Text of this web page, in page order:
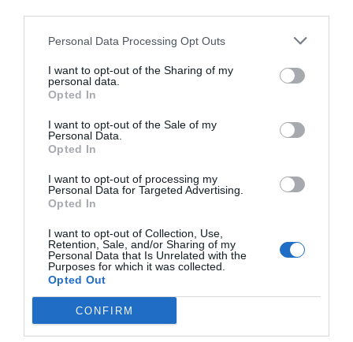
Personal Data Processing Opt Outs
I want to opt-out of the Sharing of my
personal data.
Opted In
I want to opt-out of the Sale of my
Personal Data.
Opted In
I want to opt-out of processing my
Personal Data for Targeted Advertising.
Opted In
I want to opt-out of Collection, Use,
Retention, Sale, and/or Sharing of my
Personal Data that Is Unrelated with the
Purposes for which it was collected.
Opted Out
CONFIRM
vol.24 (Nº. 3). ISSN-e 2696-6328, ISSN 1578-0740.
Ficha Técnica Bonjesta 20 mg/20 mg comprimidos de
liberación modificada. Disponible en:
https://cima.aemps.es/cima/dochtml/ft/88756/
Último acceso: enero 2025.
Fejzo M, Rocha N, Cimino I, et al. GDF15 linked to
pregnancy. Nature. 2024 Jan;625(7996):760-767.
Heitmann K, Svendsen HC, Sporsheim IH, et al.
women and general practitioners on treatment and
pregnancy care. Scand J Prim Health Care.
Schleußner E, Jäkel S, Keck C, et al. Nausea and
Vomiting of Pregnancy and its Management with the
Dual-Release Formulation of Doxylamine and
Pyridoxine. Geburtshilfe Frauenheilkd. 2024 Feb
8;84(2):144-152.
Costantine MM, Matok I, Chiossi G, et al.
Determinants of adherence to delayed-release